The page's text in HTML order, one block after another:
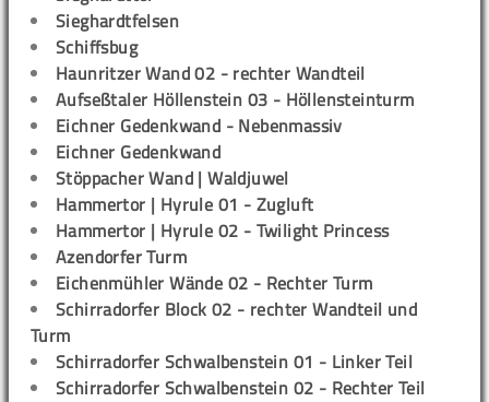
Sieghardtfelsen
Schiffsbug
Haunritzer Wand 02 - rechter Wandteil
Aufseßtaler Höllenstein 03 - Höllensteinturm
Eichner Gedenkwand - Nebenmassiv
Eichner Gedenkwand
Stöppacher Wand | Waldjuwel
Hammertor | Hyrule 01 - Zugluft
Hammertor | Hyrule 02 - Twilight Princess
Azendorfer Turm
Eichenmühler Wände 02 - Rechter Turm
Schirradorfer Block 02 - rechter Wandteil und
Turm
Schirradorfer Schwalbenstein 01 - Linker Teil
Schirradorfer Schwalbenstein 02 - Rechter Teil